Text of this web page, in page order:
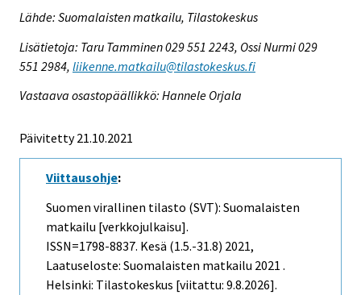
Lähde: Suomalaisten matkailu, Tilastokeskus
Lisätietoja: Taru Tamminen 029 551 2243, Ossi Nurmi 029
551 2984, liikenne.matkailu@tilastokeskus.fi
Vastaava osastopäällikkö: Hannele Orjala
Päivitetty 21.10.2021
Viittausohje:
Suomen virallinen tilasto (SVT): Suomalaisten
matkailu [verkkojulkaisu].
ISSN=1798-8837. Kesä (1.5.-31.8) 2021,
Laatuseloste: Suomalaisten matkailu 2021 .
Helsinki: Tilastokeskus [viitattu: 9.8.2026].